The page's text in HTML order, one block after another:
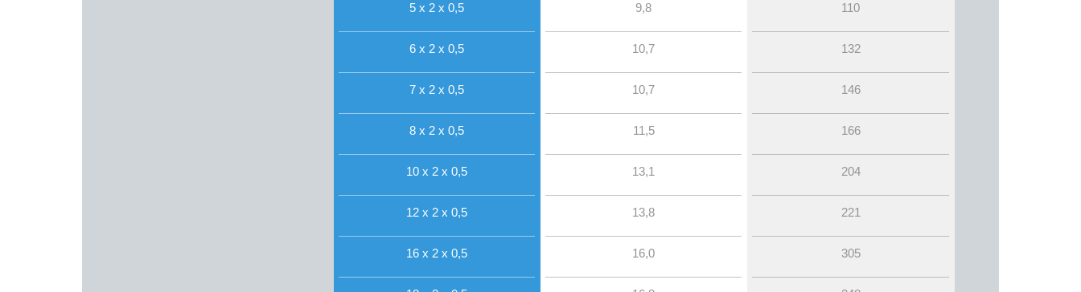
5 x 2 x 0,5 9,8 110
6 x 2 x 0,5 10,7 132
7 x 2 x 0,5 10,7 146
8 x 2 x 0,5 11,5 166
10 x 2 x 0,5 13,1 204
12 x 2 x 0,5 13,8 221
16 x 2 x 0,5 16,0 305